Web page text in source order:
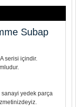
Subap
serisi içindir.
sanayi yedek parça